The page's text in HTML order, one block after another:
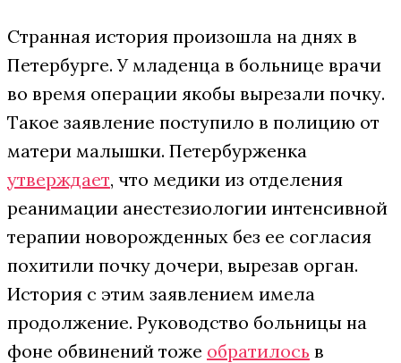
Странная история произошла на днях в
Петербурге. У младенца в больнице врачи
во время операции якобы вырезали почку.
Такое заявление поступило в полицию от
матери малышки. Петербурженка
утверждает, что медики из отделения
реанимации анестезиологии интенсивной
терапии новорожденных без ее согласия
похитили почку дочери, вырезав орган.
История с этим заявлением имела
продолжение. Руководство больницы на
фоне обвинений тоже обратилось в